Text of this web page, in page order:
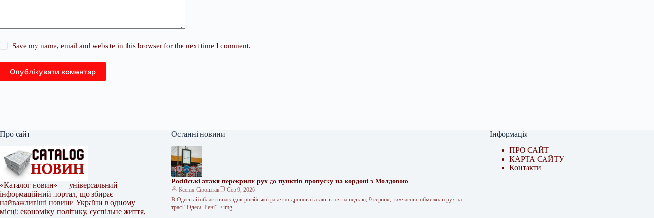
Save my name, email and website in this browser for the next time I comment.
Опублікувати коментар
Про сайт
«Каталог новин» — універсальний
інформаційний портал, що збирає
найважливіші новини України в одному
місці: економіку, політику, суспільне життя,
Останні новини
Російські атаки перекрили рух до пунктів пропуску на кордоні з Молдовою
Ксенія Сіроштан
Сер 9, 2026
В Одеській області внаслідок російської ракетно-дронової атаки в ніч на неділю, 9 серпня, тимчасово обмежили рух на
трасі “Одеса–Рені”. <img…
Інформація
ПРО САЙТ
КАРТА САЙТУ
Контакти